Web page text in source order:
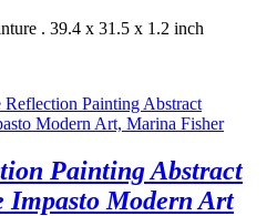
. 39.4 x 31.5 x 1.2 inch
Painting Abstract
Impasto Modern Art